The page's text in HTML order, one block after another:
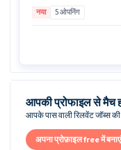
नया 5 ओपनिंग
आपकी प्रोफाइल से मैच
आपके पास वाली रिलवेंट जॉब्स
अपना प्रोफ़ाइल free में बनाएं